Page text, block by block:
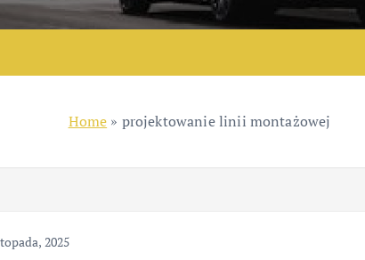
Home » projektowanie linii montażowej
2025